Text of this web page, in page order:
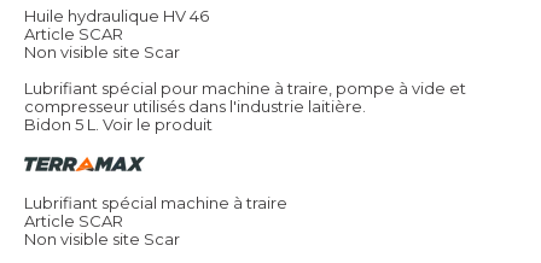
Huile hydraulique HV 46
Article SCAR
Non visible site Scar
Lubrifiant spécial pour machine à traire, pompe à vide et
compresseur utilisés dans l'industrie laitière.
Bidon 5 L.
Voir le produit
Lubrifiant spécial machine à traire
Article SCAR
Non visible site Scar